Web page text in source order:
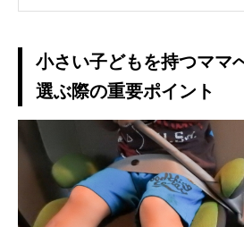
小さい子どもを持つママ
選ぶ際の重要ポイント